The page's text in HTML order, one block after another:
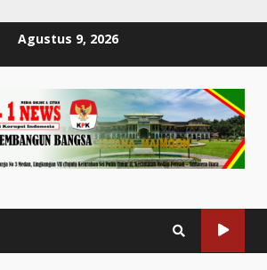
Agustus 9, 2026